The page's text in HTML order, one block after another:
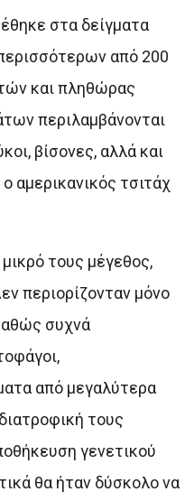
στα δείγματα
από 200
και πληθώρας
περιλαμβάνονται
βίσονες, αλλά και
αμερικανικός τσιτάχ
τους μέγεθος,
περιορίζονταν μόνο
συχνά
από μεγαλύτερα
τους
γενετικού
θα ήταν δύσκολο να